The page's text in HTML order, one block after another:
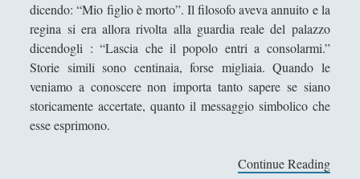
► In edicola(1)
► Interviste (70)
► Itinerari(14)
► Musica(14)
Scacchi
dicendo: “Mio figlio è morto”. Il filosofo aveva annuito e la
regina si era allora rivolta alla guardia reale del palazzo
dicendogli : “Lascia che il popolo entri a consolarmi.”
Storie simili sono centinaia, forse migliaia. Quando le
veniamo a conoscere non importa tanto sapere se siano
storicamente accertate, quanto il messaggio simbolico che
esse esprimono.
Continue ReadingM